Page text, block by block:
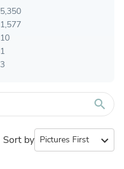
5,350
1,577
10
1
3
search
Sort by expand_more